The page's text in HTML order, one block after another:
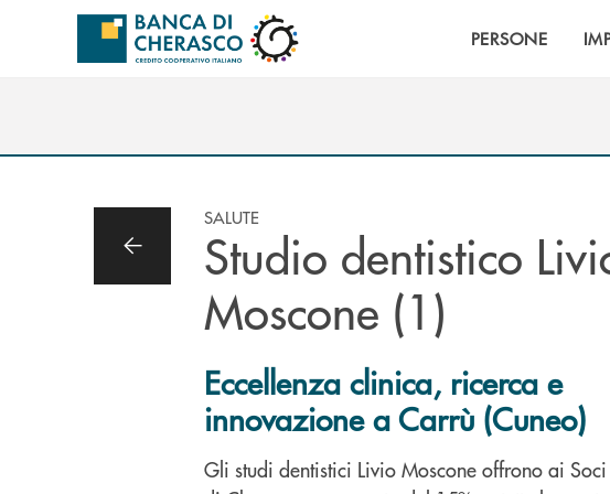
Salta al contenuto principale
PERSONE
SALUTE
Studio dentistico
Moscone (1)
Eccellenza clinica, ricerca e
innovazione a Carrù (Cuneo)
Gli studi dentistici Livio Moscone offrono ai